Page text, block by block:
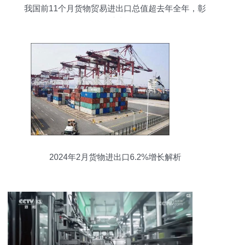
我国前11个月货物贸易进出口总值超去年全年，彰
2024年2月货物进出口6.2%增长解析